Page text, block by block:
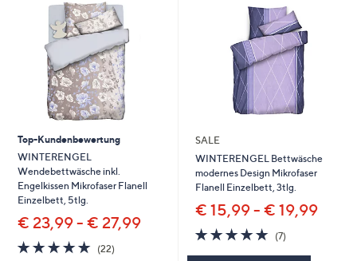
Top-Kundenbewertung
WINTERENGEL
Wendebettwäsche inkl.
Engelkissen Mikrofaser Flanell
Einzelbett, 5tlg.
€ 23,99 - € 27,99
4.7
von
(22)22
SALE
WINTERENGEL Bettwäsche
modernes Design Mikrofaser
Flanell Einzelbett, 3tlg.
€ 15,99 - € 19,99
4.7
von
(7)7